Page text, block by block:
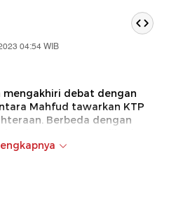
04:54 WIB
mengakhiri debat dengan
Mahfud tawarkan KTP
Berbeda dengan